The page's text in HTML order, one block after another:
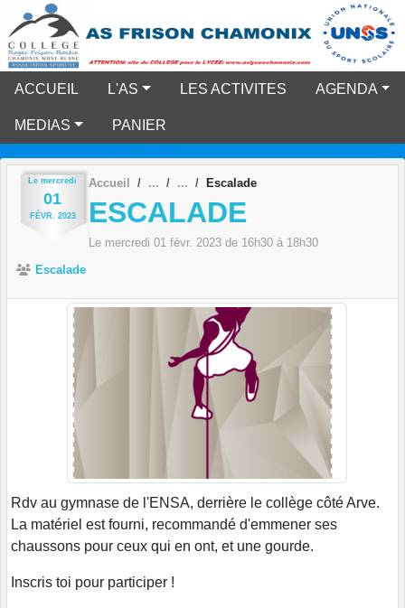
ACCUEIL L'AS LES ACTIVITES AGENDA
MEDIAS PANIER
Le mercredi
01
FÉVR. 2023
Accueil Escalade
ESCALADE
Le mercredi 01 févr. 2023 de 16h30 à 18h30
Escalade
Rdv au gymnase de l'ENSA, derrière le collège côté Arve.
La matériel est fourni, recommandé d'emmener ses
chaussons pour ceux qui en ont, et une gourde.
Inscris toi pour participer !
Panneau de gestion des cookies